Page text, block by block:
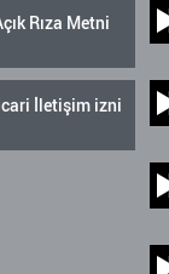
Rıza Metni
İletişim izni